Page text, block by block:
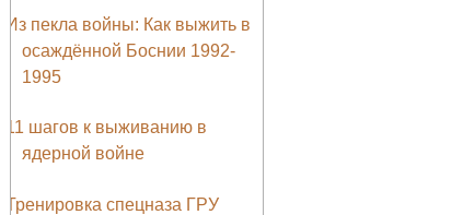
Из пекла войны: Как выжить в
осаждённой Боснии 1992-
1995
11 шагов к выживанию в
ядерной войне
Тренировка спецназа ГРУ